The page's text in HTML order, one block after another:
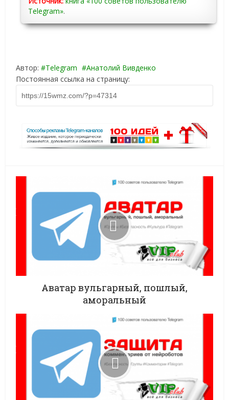
Telegram».
Автор: Telegram
Анатолий Вивденко
Постоянная ссылка на страницу:
Аватар вульгарный, пошлый,
аморальный